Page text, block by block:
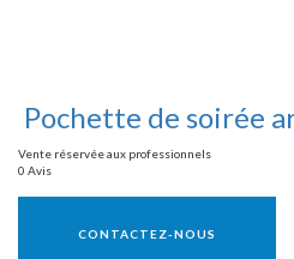
Pochette de soirée
Vente réservée aux professionnels
0 Avis
CONTACTEZ-NOUS